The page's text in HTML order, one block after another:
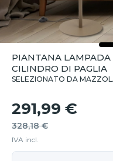
PIANTANA LAMPADA
CILINDRO DI PAGLIA
SELEZIONATO DA
291,99 €
328,18 €
IVA incl.